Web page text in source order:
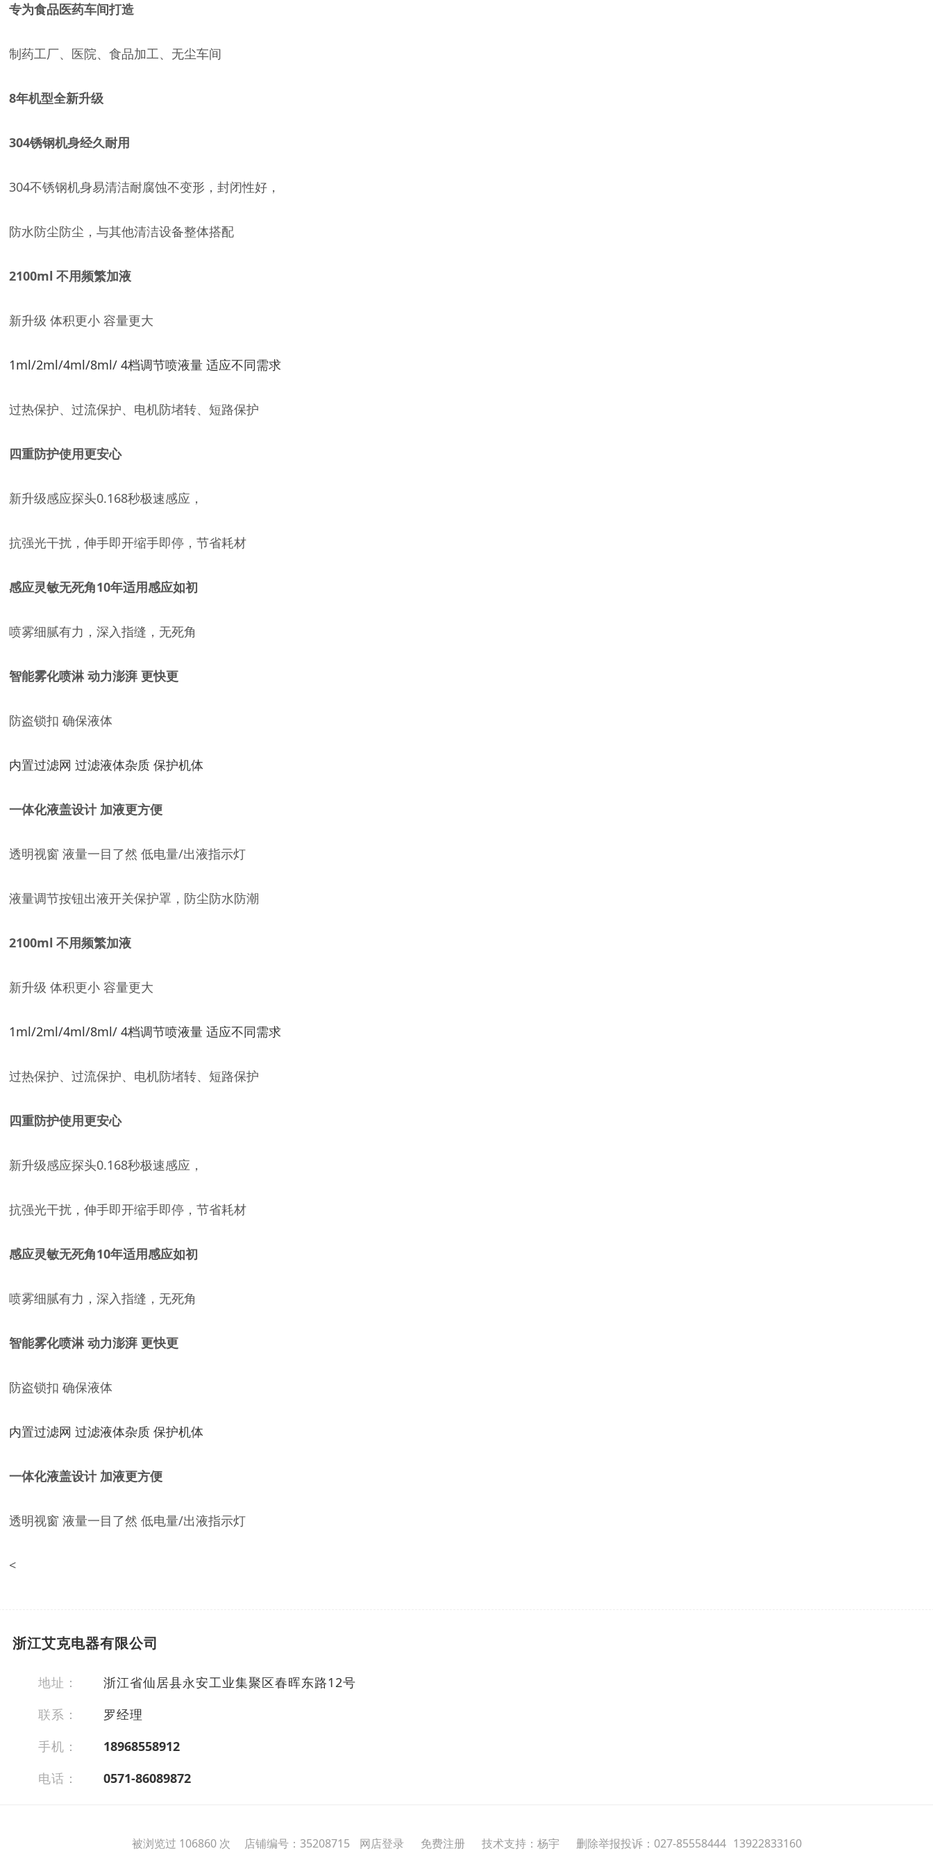
专为食品医药车间打造
制药工厂、医院、食品加工、无尘车间
8年机型全新升级
304锈钢机身经久耐用
304不锈钢机身易清洁耐腐蚀不变形，封闭性好，
防水防尘防尘，与其他清洁设备整体搭配
2100ml 不用频繁加液
新升级 体积更小 容量更大
1ml/2ml/4ml/8ml/ 4档调节喷液量 适应不同需求
过热保护、过流保护、电机防堵转、短路保护
四重防护使用更安心
新升级感应探头0.168秒极速感应，
抗强光干扰，伸手即开缩手即停，节省耗材
感应灵敏无死角10年适用感应如初
喷雾细腻有力，深入指缝，无死角
智能雾化喷淋 动力澎湃 更快更
防盗锁扣 确保液体
内置过滤网 过滤液体杂质 保护机体
一体化液盖设计 加液更方便
透明视窗 液量一目了然 低电量/出液指示灯
液量调节按钮出液开关保护罩，防尘防水防潮
2100ml 不用频繁加液
新升级 体积更小 容量更大
1ml/2ml/4ml/8ml/ 4档调节喷液量 适应不同需求
过热保护、过流保护、电机防堵转、短路保护
四重防护使用更安心
新升级感应探头0.168秒极速感应，
抗强光干扰，伸手即开缩手即停，节省耗材
感应灵敏无死角10年适用感应如初
喷雾细腻有力，深入指缝，无死角
智能雾化喷淋 动力澎湃 更快更
防盗锁扣 确保液体
内置过滤网 过滤液体杂质 保护机体
一体化液盖设计 加液更方便
透明视窗 液量一目了然 低电量/出液指示灯
<
浙江艾克电器有限公司
地址：
浙江省仙居县永安工业集聚区春晖东路12号
联系：
罗经理
手机：
18968558912
电话：
0571-86089872
被浏览过 106860 次 店铺编号：35208715 网店登录 免费注册 技术支持：杨宇 删除举报投诉：027-85558444 13922833160